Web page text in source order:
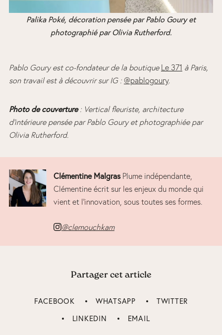
Palika Poké, décoration pensée par Pablo Goury et
photographié par Olivia Rutherford.
Pablo Goury est co-fondateur de la boutique Le 371 à Paris,
son travail est à découvrir sur IG : @pablogoury.
Photo de couverture: Vertical fleuriste, architecture
d’intérieure pensée par Pablo Goury et photographiée par
Olivia Rutherford.
Clémentine Malgras Plume indépendante,
Clémentine écrit sur les enjeux du monde qui
vient et l’innovation, sous toutes ses formes.
@clemouchkam
Partager cet article
FACEBOOK WHATSAPP
TWITTER
LINKEDIN
EMAIL